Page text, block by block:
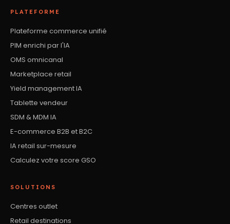
PLATEFORME
Plateforme commerce unifié
PIM enrichi par l'IA
OMS omnicanal
Marketplace retail
Yield management IA
Tablette vendeur
SDM & MDM IA
E-commerce B2B et B2C
IA retail sur-mesure
Calculez votre score GSO
SOLUTIONS
Centres outlet
Retail destinations